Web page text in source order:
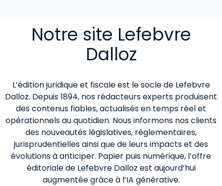
Notre site Lefebvre
Dalloz
L’édition juridique et fiscale est le socle de Lefebvre
Dalloz. Depuis 1894, nos rédacteurs experts produisent
des contenus fiables, actualisés en temps réel et
opérationnels au quotidien. Nous informons nos clients
des nouveautés législatives, réglementaires,
jurisprudentielles ainsi que de leurs impacts et des
évolutions à anticiper. Papier puis numérique, l’offre
éditoriale de Lefebvre Dalloz est aujourd’hui
augmentée grâce à l’IA générative.